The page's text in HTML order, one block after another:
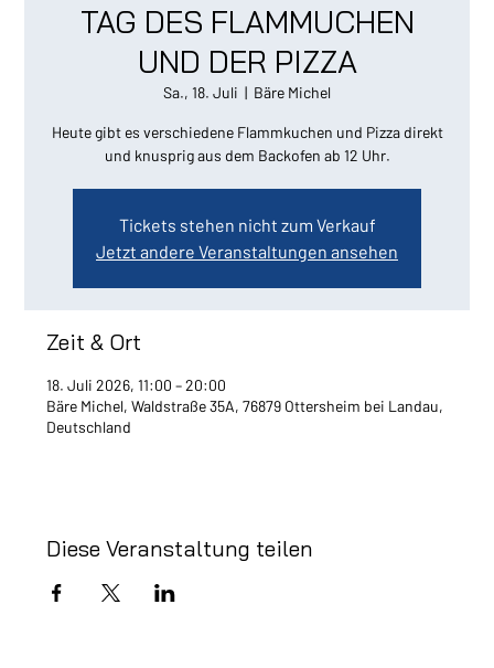
TAG DES FLAMMUCHEN
UND DER PIZZA
Sa., 18. Juli
  |
Bäre Michel
Heute gibt es verschiedene Flammkuchen und Pizza direkt
und knusprig aus dem Backofen ab 12 Uhr.
Tickets stehen nicht zum Verkauf
Jetzt andere Veranstaltungen ansehen
Zeit & Ort
18. Juli 2026, 11:00 – 20:00
Bäre Michel, Waldstraße 35A, 76879 Ottersheim bei Landau,
Deutschland
Diese Veranstaltung teilen